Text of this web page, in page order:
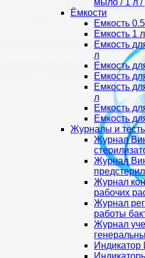
мыло / 1 л /
Ёмкости
Емкость
Емкость 1
Емкость
л
Емкость
Емкость
Емкость
л
Емкость
Емкость
Журналы и
Журнал
Журнал
Журнал
рабочих
Журнал
работы
Журнал